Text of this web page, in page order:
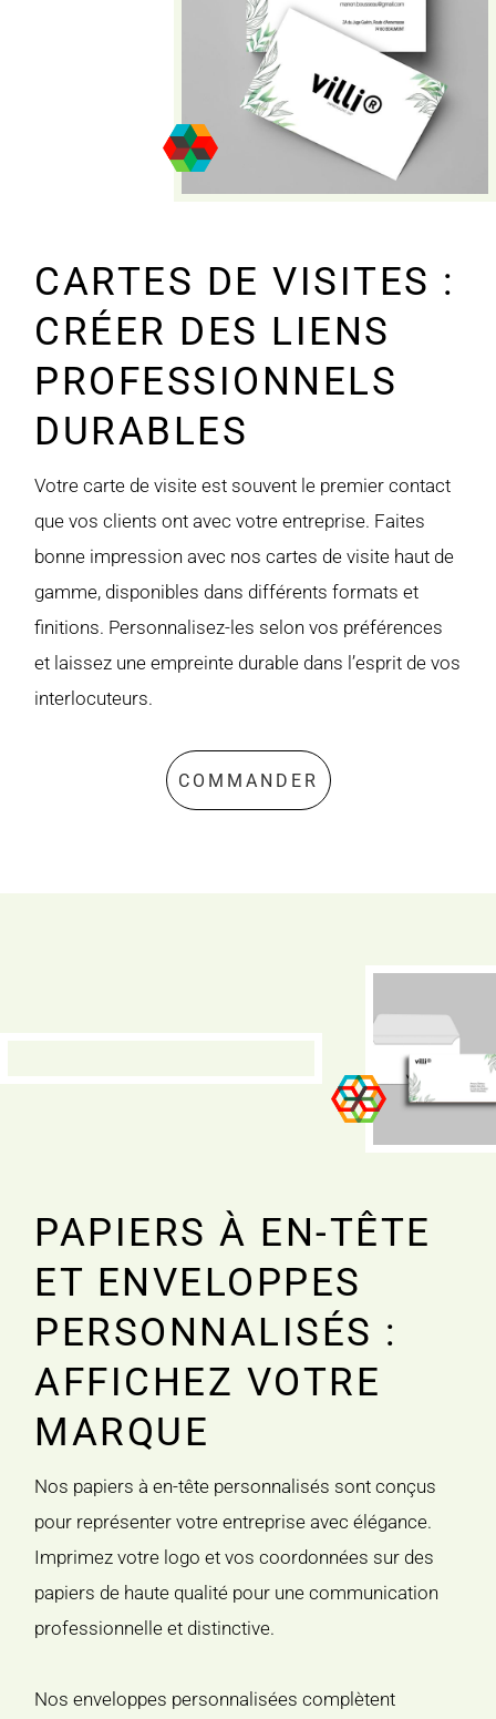
CARTES DE VISITES :
CRÉER DES LIENS
PROFESSIONNELS
DURABLES
Votre carte de visite est souvent le premier contact
que vos clients ont avec votre entreprise. Faites
bonne impression avec nos cartes de visite haut de
gamme, disponibles dans différents formats et
finitions. Personnalisez-les selon vos préférences
et laissez une empreinte durable dans l’esprit de vos
interlocuteurs.
COMMANDER
PAPIERS À EN-TÊTE
ET ENVELOPPES
PERSONNALISÉS :
AFFICHEZ VOTRE
MARQUE
Nos papiers à en-tête personnalisés sont conçus
pour représenter votre entreprise avec élégance.
Imprimez votre logo et vos coordonnées sur des
papiers de haute qualité pour une communication
professionnelle et distinctive.
Nos enveloppes personnalisées complètent